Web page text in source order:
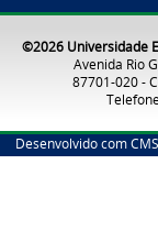
©2026 Universidade
Avenida Rio
87701-020 -
Desenvolvido com